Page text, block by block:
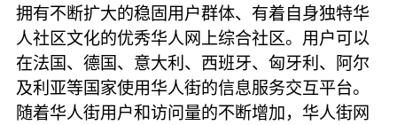
拥有不断扩大的稳固用户群体、有着自身独特华
人社区文化的优秀华人网上综合社区。用户可以
在法国、德国、意大利、西班牙、匈牙利、阿尔
及利亚等国家使用华人街的信息服务交互平台。
随着华人街用户和访问量的不断增加，华人街网